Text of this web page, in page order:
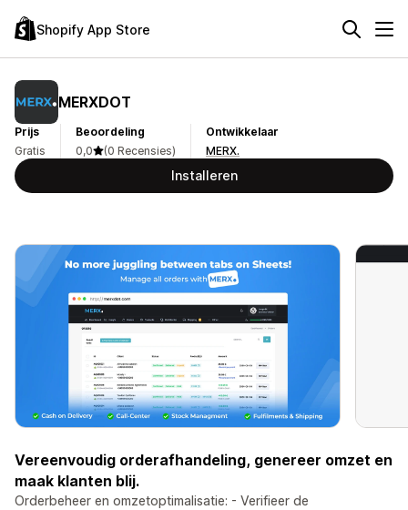
Shopify App Store
MERXDOT
Prijs
Gratis
Beoordeling
0,0
(0 Recensies)
Ontwikkelaar
MERX.
Installeren
Vereenvoudig orderafhandeling, genereer omzet en
maak klanten blij.
Orderbeheer en omzetoptimalisatie: - Verifieer de